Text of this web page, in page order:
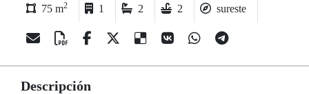
75 m2 1 2 2 sureste
Descripción